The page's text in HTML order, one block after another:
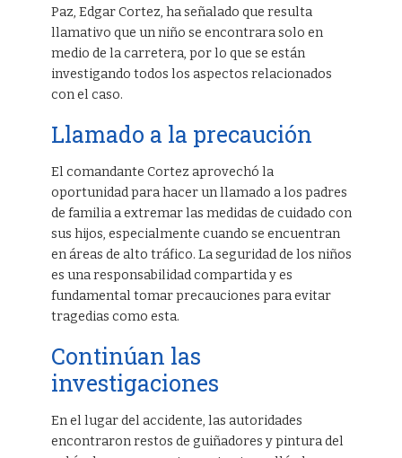
Paz, Edgar Cortez, ha señalado que resulta
llamativo que un niño se encontrara solo en
medio de la carretera, por lo que se están
investigando todos los aspectos relacionados
con el caso.
Llamado a la precaución
El comandante Cortez aprovechó la
oportunidad para hacer un llamado a los padres
de familia a extremar las medidas de cuidado con
sus hijos, especialmente cuando se encuentran
en áreas de alto tráfico. La seguridad de los niños
es una responsabilidad compartida y es
fundamental tomar precauciones para evitar
tragedias como esta.
Continúan las
investigaciones
En el lugar del accidente, las autoridades
encontraron restos de guiñadores y pintura del